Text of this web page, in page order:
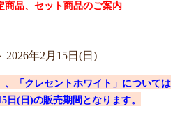
商品、セット商品のご案内
年2月15日(日)
「クレセントホワイト」については
日(日)の販売期間となります。